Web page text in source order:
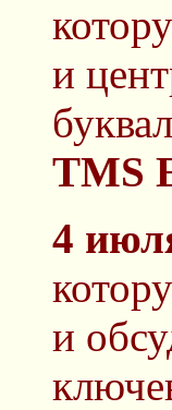
и
TMS
4
и